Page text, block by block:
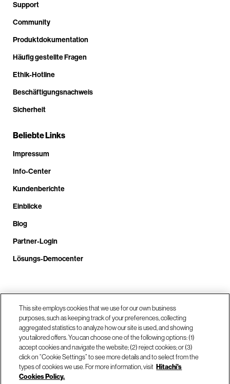
Support
Community
Produktdokumentation
Häufig gestellte Fragen
Ethik-Hotline
Beschäftigungsnachweis
Sicherheit
Beliebte Links
Impressum
Info-Center
Kundenberichte
Einblicke
Blog
Partner-Login
Lösungs-Democenter
Unsere Standorte
Kontaktieren Sie uns
This site employs cookies that we use for our own business
purposes, such as keeping track of your preferences, collecting
aggregated statistics to analyze how our site is used, and showing
you tailored offers. You can choose one of the following options: (1)
accept cookies and navigate the website; (2) reject cookies; or (3)
click on “Cookie Settings” to see more details and to select from the
types of cookies we use. For more information, visit Hitachi's
Cookies Policy.